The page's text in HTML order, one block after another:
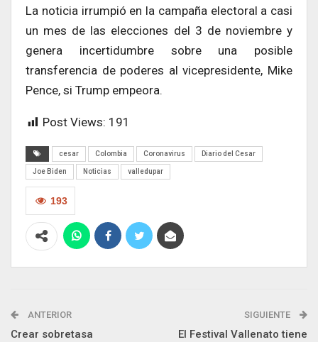
La noticia irrumpió en la campaña electoral a casi
un mes de las elecciones del 3 de noviembre y
genera incertidumbre sobre una posible
transferencia de poderes al vicepresidente, Mike
Pence, si Trump empeora.
Post Views: 191
cesar Colombia Coronavirus Diario del Cesar
Joe Biden Noticias valledupar
193
ANTERIOR
Crear sobretasa
SIGUIENTE
El Festival Vallenato tiene